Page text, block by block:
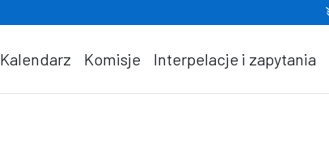
Kalendarz Komisje Interpelacje i zapytania